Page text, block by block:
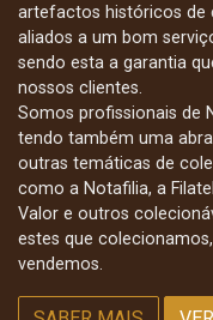
artefactos históricos de
aliados a um bom
sendo esta a garantia
nossos clientes.
Somos profissionais de
tendo também uma
outras temáticas de
como a Notafilia, a
Valor e outros
estes que
vendemos.